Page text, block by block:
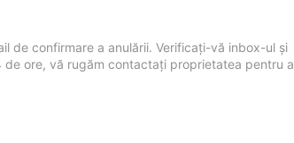
de confirmare a anulării. Verificați-vă inbox-ul și
ore, vă rugăm contactați proprietatea pentru a